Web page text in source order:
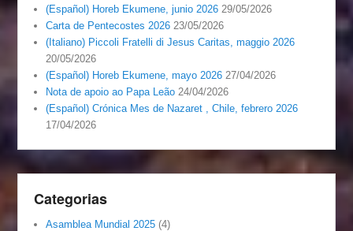
(Español) Horeb Ekumene, junio 2026 29/05/2026
Carta de Pentecostes 2026 23/05/2026
(Italiano) Piccoli Fratelli di Jesus Caritas, maggio 2026
20/05/2026
(Español) Horeb Ekumene, mayo 2026 27/04/2026
Nota de apoio ao Papa Leão 24/04/2026
(Español) Crónica Mes de Nazaret , Chile, febrero 2026
17/04/2026
Categorias
Asamblea Mundial 2025 (4)